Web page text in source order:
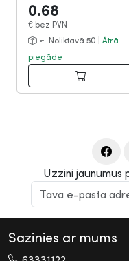
0.68
€ bez PVN
Noliktavā 50 | Ātrā
piegāde
Uzzini jaunumus
Sazinies ar mums